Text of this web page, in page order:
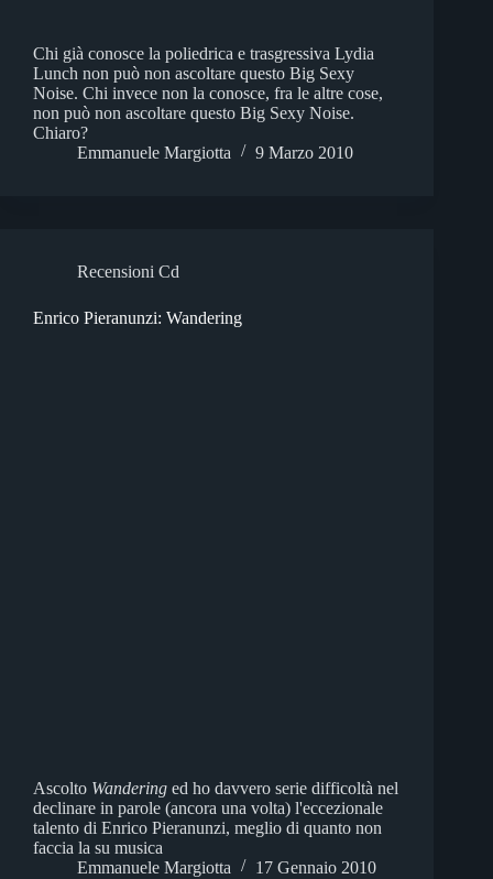
Chi già conosce la poliedrica e trasgressiva Lydia
Lunch non può non ascoltare questo Big Sexy
Noise. Chi invece non la conosce, fra le altre cose,
non può non ascoltare questo Big Sexy Noise.
Chiaro?
Emmanuele Margiotta
9 Marzo 2010
Recensioni Cd
Enrico Pieranunzi: Wandering
Ascolto Wandering ed ho davvero serie difficoltà nel
declinare in parole (ancora una volta) l'eccezionale
talento di Enrico Pieranunzi, meglio di quanto non
faccia la su musica
Emmanuele Margiotta
17 Gennaio 2010